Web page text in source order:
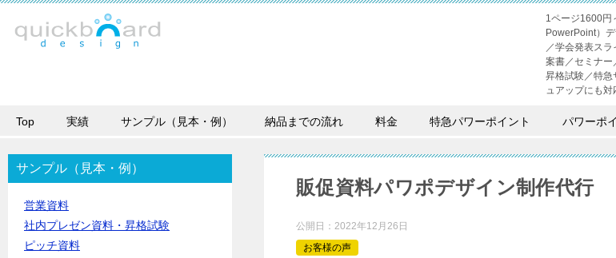
1ページ1600円
PowerPoint）
／学会発表ス
案書／セミナー
昇格試験／特
ュアップにも対
Top 実績 サンプル（見本・例） 納品までの流れ 料金 特急パワーポイント パワーポ
販促資料パワポデザイン制作代行
公開日： 2022年12月26日
お客様の声
サンプル（見本・例）
営業資料
社内プレゼン資料・昇格試験
ピッチ資料